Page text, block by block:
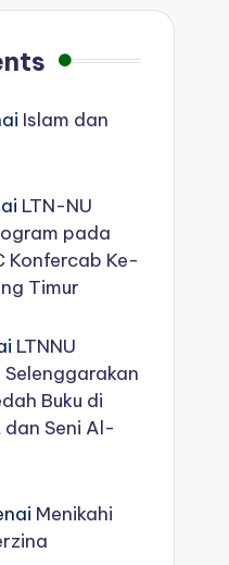
Islam dan
LTN-NU
pada
Konfercab Ke-
Timur
LTNNU
Buku di
Seni Al-
Menikahi